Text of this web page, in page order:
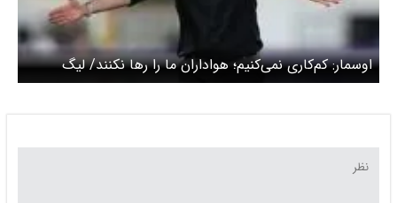
اوسمار: کم‌کاری نمی‌کنیم؛ هواداران ما را رها نکنند/ لیگ
امسال عجیب است